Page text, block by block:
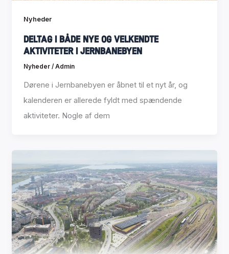
Nyheder
Deltag i både nye og velkendte
aktiviteter i Jernbanebyen
Nyheder/Admin
Dørene i Jernbanebyen er åbnet til et nyt år, og
kalenderen er allerede fyldt med spændende
aktiviteter. Nogle af dem